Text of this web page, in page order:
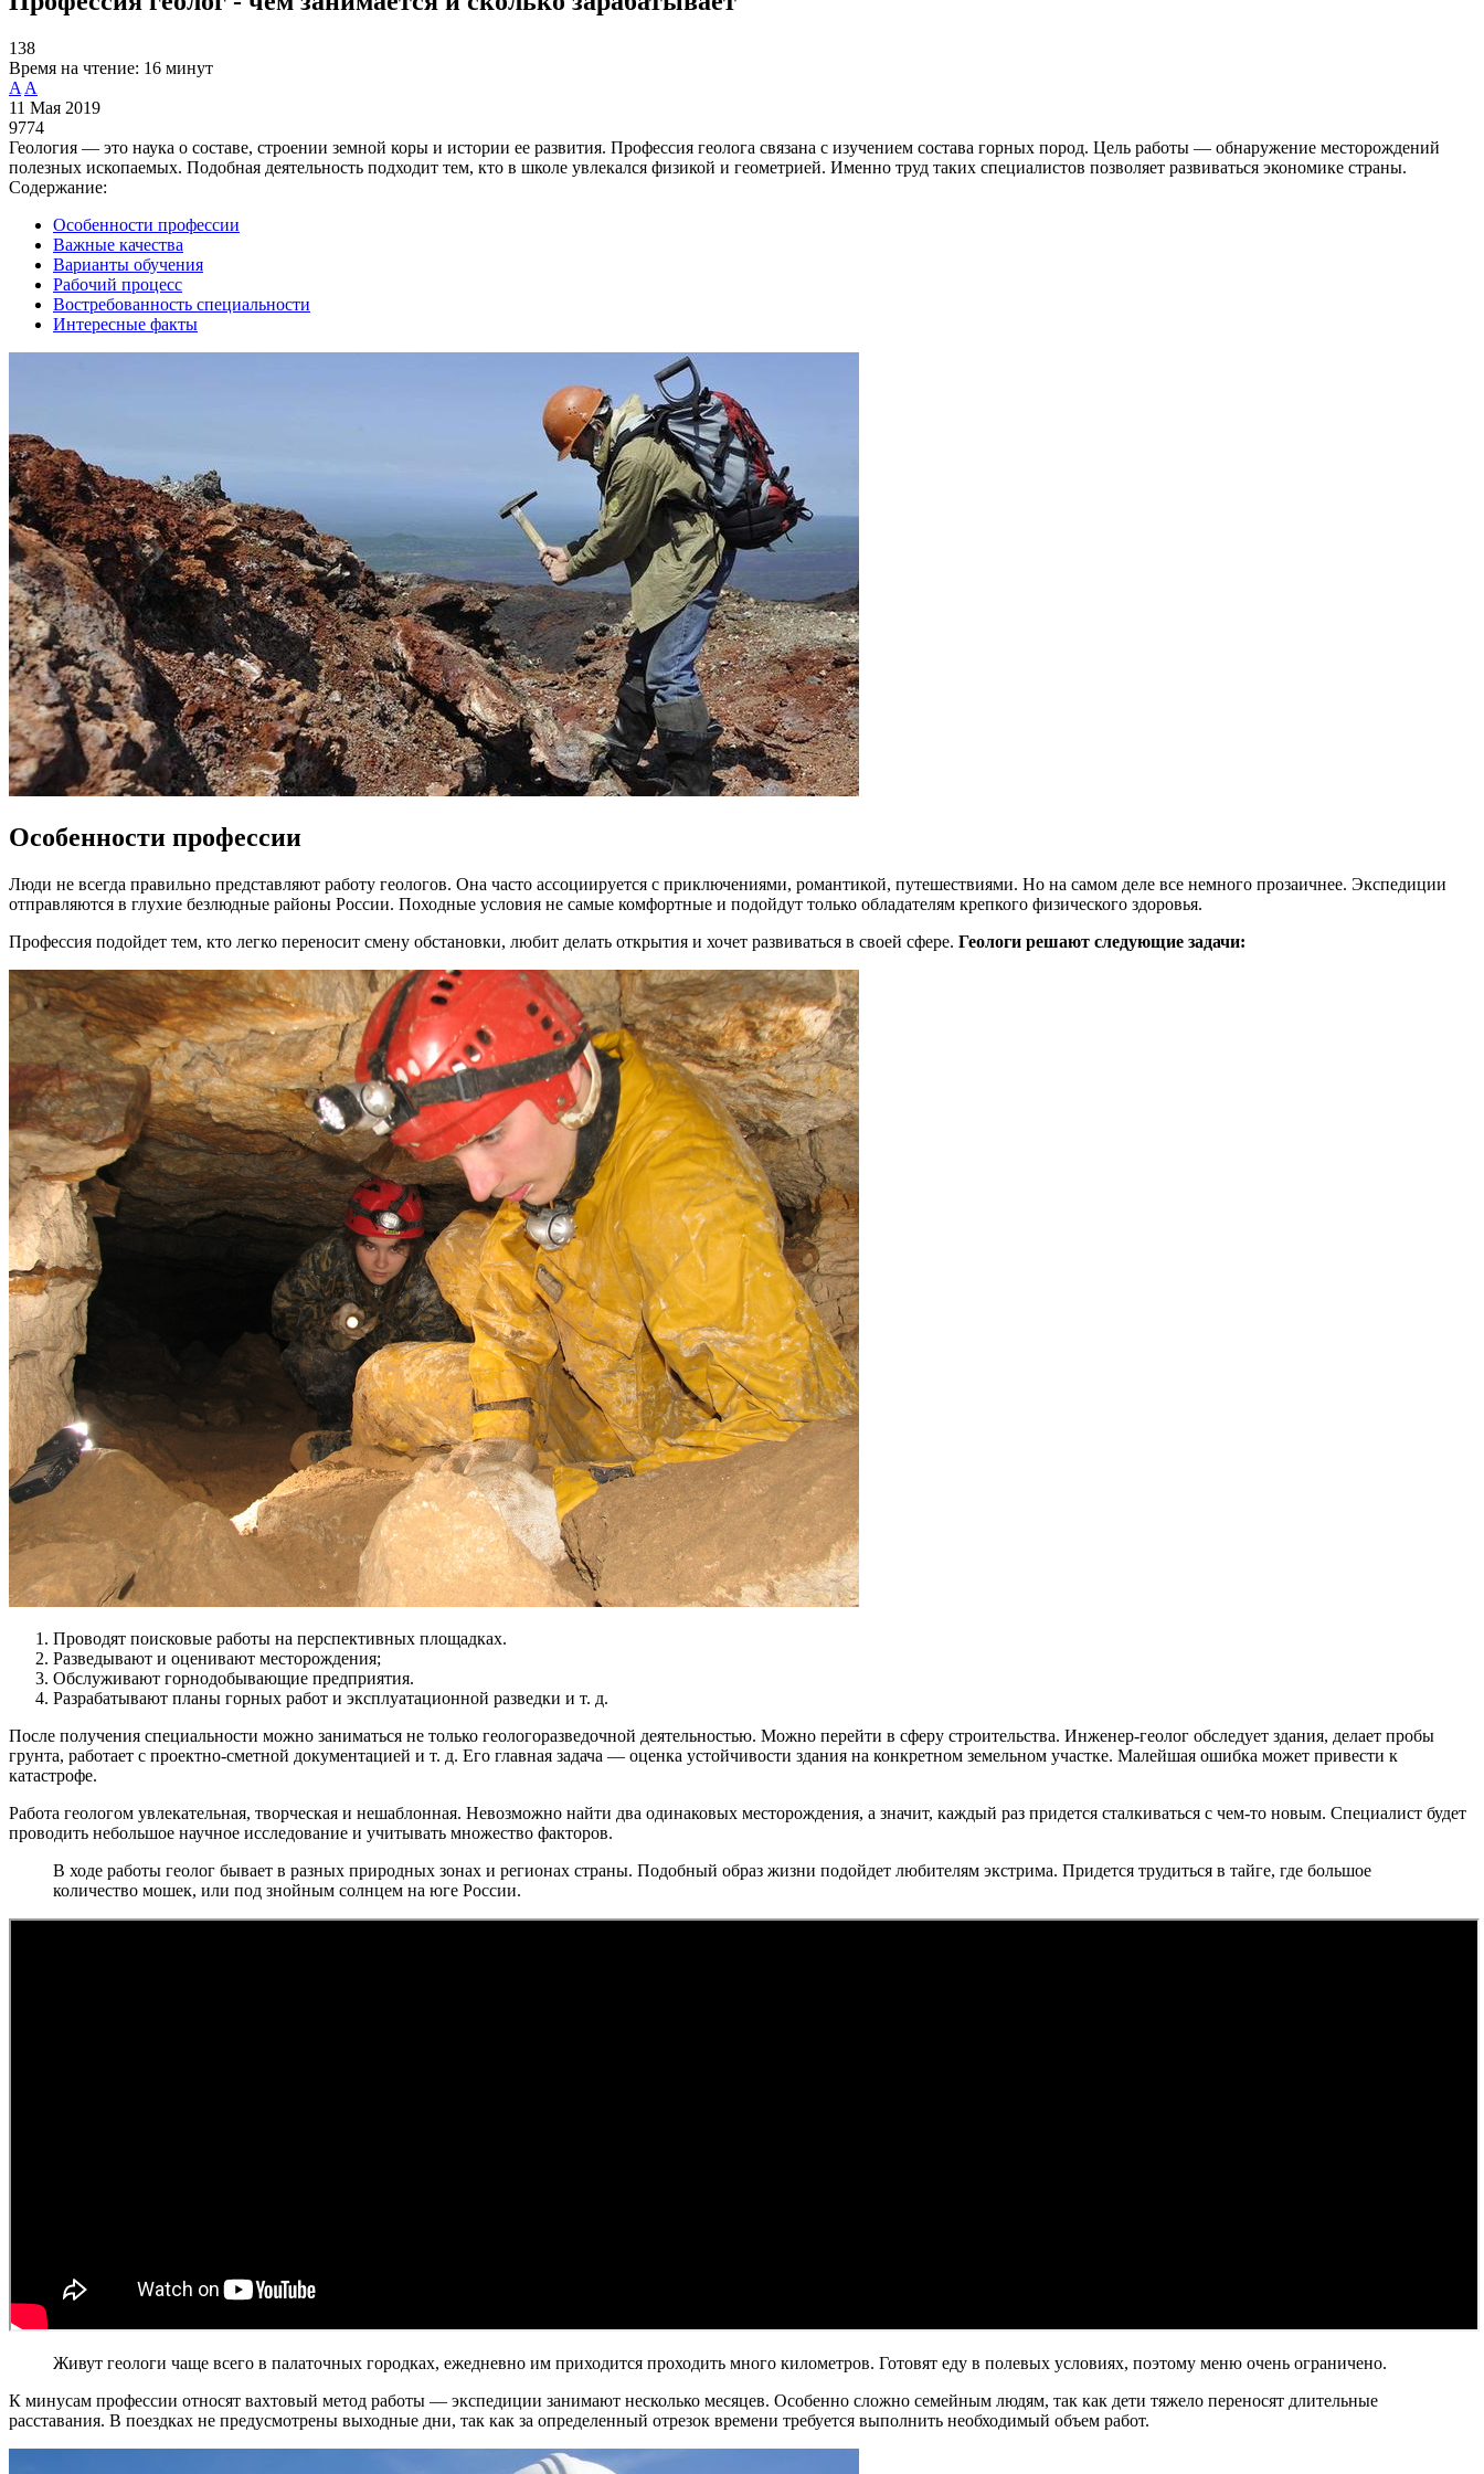
138
Время на чтение: 16 минут
A A
11 Мая 2019
9774
Геология — это наука о составе, строении земной коры и истории ее развития. Профессия геолога связана с изучением состава горных пород. Цель работы — обнаружение месторождений
полезных ископаемых. Подобная деятельность подходит тем, кто в школе увлекался физикой и геометрией. Именно труд таких специалистов позволяет развиваться экономике страны.
Содержание:
Особенности профессии
Важные качества
Варианты обучения
Рабочий процесс
Востребованность специальности
Интересные факты
Особенности профессии
Люди не всегда правильно представляют работу геологов. Она часто ассоциируется с приключениями, романтикой, путешествиями. Но на самом деле все немного прозаичнее. Экспедиции
отправляются в глухие безлюдные районы России. Походные условия не самые комфортные и подойдут только обладателям крепкого физического здоровья.
Профессия подойдет тем, кто легко переносит смену обстановки, любит делать открытия и хочет развиваться в своей сфере. Геологи решают следующие задачи:
Проводят поисковые работы на перспективных площадках.
Разведывают и оценивают месторождения;
Обслуживают горнодобывающие предприятия.
Разрабатывают планы горных работ и эксплуатационной разведки и т. д.
После получения специальности можно заниматься не только геологоразведочной деятельностью. Можно перейти в сферу строительства. Инженер-геолог обследует здания, делает пробы
грунта, работает с проектно-сметной документацией и т. д. Его главная задача — оценка устойчивости здания на конкретном земельном участке. Малейшая ошибка может привести к
катастрофе.
Работа геологом увлекательная, творческая и нешаблонная. Невозможно найти два одинаковых месторождения, а значит, каждый раз придется сталкиваться с чем-то новым. Специалист будет
проводить небольшое научное исследование и учитывать множество факторов.
В ходе работы геолог бывает в разных природных зонах и регионах страны. Подобный образ жизни подойдет любителям экстрима. Придется трудиться в тайге, где большое
количество мошек, или под знойным солнцем на юге России.
Живут геологи чаще всего в палаточных городках, ежедневно им приходится проходить много километров. Готовят еду в полевых условиях, поэтому меню очень ограничено.
К минусам профессии относят вахтовый метод работы — экспедиции занимают несколько месяцев. Особенно сложно семейным людям, так как дети тяжело переносят длительные
расставания. В поездках не предусмотрены выходные дни, так как за определенный отрезок времени требуется выполнить необходимый объем работ.